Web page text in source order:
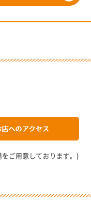
ご用意しております。)